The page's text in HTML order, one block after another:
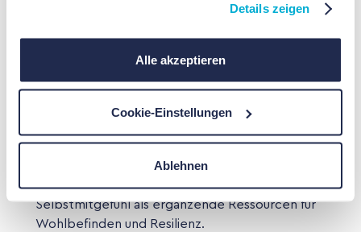
Details zeigen
Alle akzeptieren
Cookie-Einstellungen
Ablehnen
basierte Ansätze Resilienz verbessern können.
Weniger Selbstabwertung, mehr
Selbstmitleid, sondern eine freundliche, realistische
Haltung gegenüber dem eigenen Erleben - gerade
bei Fehlern. Forschung diskutiert Selbstwert und
Selbstmitgefühl als ergänzende Ressourcen für
Wohlbefinden und Resilienz.